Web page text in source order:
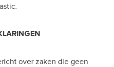
over zaken die geen